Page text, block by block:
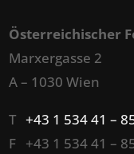
Österreichischer
Marxergasse 2
A – 1030 Wien
T+43 1 534 41 –
F +43 1 534 41 –